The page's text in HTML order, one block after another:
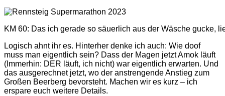
KM 60: Das ich gerade so säuerlich aus der Wäsche gucke,
Logisch ahnt ihr es. Hinterher denke ich auch: Wie doof
muss man eigentlich sein? Dass der Magen jetzt Amok läuft
(Immerhin: DER läuft, ich nicht) war eigentlich erwarten. Und
das ausgerechnet jetzt, wo der anstrengende Anstieg zum
Großen Beerberg bevorsteht. Machen wir es kurz – ich
erspare euch weitere Details.